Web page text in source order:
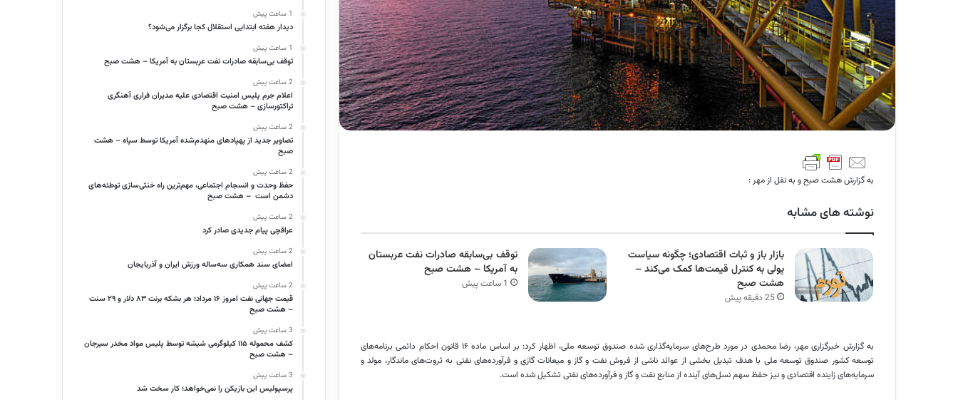
به گزارش هشت صبح و به نقل از مهر :
نوشته های مشابه
بازار باز و ثبات اقتصادی؛ چگونه سیاست
پولی به کنترل قیمت‌ها کمک می‌کند –
هشت صبح
25 دقیقه پیش
توقف بی‌سابقه صادرات نفت عربستان
به آمریکا – هشت صبح
1 ساعت پیش
به گزارش خبرگزاری مهر، رضا محمدی در مورد طرح‌های سرمایه‌گذاری شده صندوق توسعه ملی، اظهار کرد: بر اساس ماده ۱۶ قانون احکام دائمی برنامه‌های
توسعه کشور صندوق توسعه ملی با هدف تبدیل بخشی از عوائد ناشی از فروش نفت و گاز و میعانات گازی و فرآورده‌های نفتی به ثروت‌های ماندگار، مولد و
سرمایه‌های زاینده اقتصادی و نیز حفظ سهم نسل‌های آینده از منابع نفت و گاز و فرآورده‌های نفتی تشکیل شده است.
1 ساعت پیش
دیدار هفته ابتدایی استقلال کجا برگزار می‌شود؟
1 ساعت پیش
توقف بی‌سابقه صادرات نفت عربستان به آمریکا – هشت صبح
2 ساعت پیش
اعلام جرم پلیس امنیت اقتصادی علیه مدیران فراری آهنگری
تراکتورسازی – هشت صبح
2 ساعت پیش
تصاویر جدید از پهپادهای منهدم‌شده آمریکا توسط سپاه – هشت
صبح
2 ساعت پیش
حفظ وحدت و انسجام اجتماعی، مهم‌ترین راه خنثی‌سازی توطئه‌های
دشمن است – هشت صبح
2 ساعت پیش
عراقچی پیام جدیدی صادر کرد
2 ساعت پیش
امضای سند همکاری سه‌ساله ورزش ایران و آذربایجان
2 ساعت پیش
قیمت جهانی نفت امروز ۱۶ مرداد؛ هر بشکه برنت ۸۳ دلار و ۲۹ سنت
– هشت صبح
3 ساعت پیش
کشف محموله ۱۱۵ کیلوگرمی شیشه توسط پلیس مواد مخدر سیرجان
– هشت صبح
3 ساعت پیش
پرسپولیس این بازیکن را نمی‌خواهد؛ کار سخت شد